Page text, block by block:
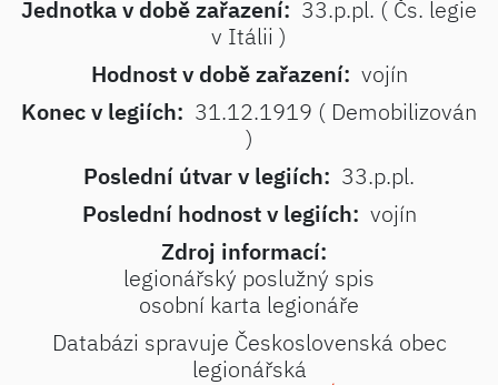
Jednotka v době zařazení: 33.p.pl. ( Čs. legie
v Itálii )
Hodnost v době zařazení: vojín
Konec v legiích: 31.12.1919 ( Demobilizován
)
Poslední útvar v legiích: 33.p.pl.
Poslední hodnost v legiích: vojín
Zdroj informací:
legionářský poslužný spis
osobní karta legionáře
Databázi spravuje Československá obec
legionářská